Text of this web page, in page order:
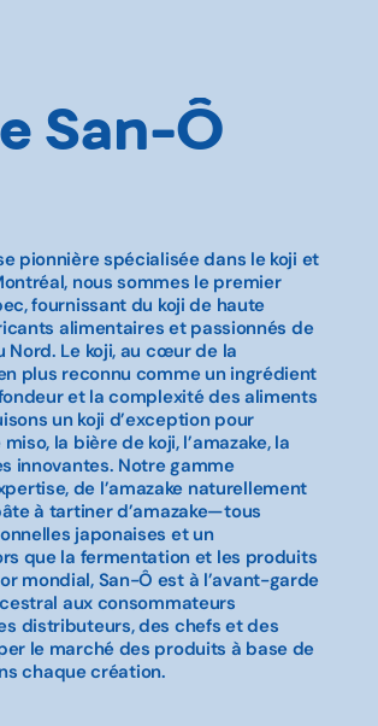
San-Ô
pionnière spécialisée dans le koji et
nous sommes le premier
fournissant du koji de haute
alimentaires et passionnés de
Nord. Le koji, au cœur de la
plus reconnu comme un ingrédient
et la complexité des aliments
un koji d’exception pour
la bière de koji, l’amazake, la
innovantes. Notre gamme
de l’amazake naturellement
à tartiner d’amazake—tous
japonaises et un
que la fermentation et les produits
mondial, San-Ô est à l’avant-garde
aux consommateurs
distributeurs, des chefs et des
le marché des produits à base de
chaque création.